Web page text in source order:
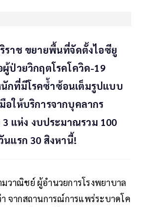
ราช ขยายพื้นที่จัดตั้งไอซียู
ป่วยวิกฤตโรคโควิด-19
กที่มีโรคซ้ำซ้อนเต็มรูปแบบ
อให้บริการจากบุคลากร
3 แห่ง งบประมาณรวม 100
แรก 30 สิงหานี้!
วาณิชย์ ผู้อำนวยการโรงพยาบาล
า จากสถานการณ์การแพร่ระบาดโค